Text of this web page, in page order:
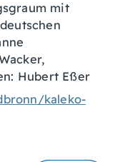
kaleko-
mit
Hubert Eßer